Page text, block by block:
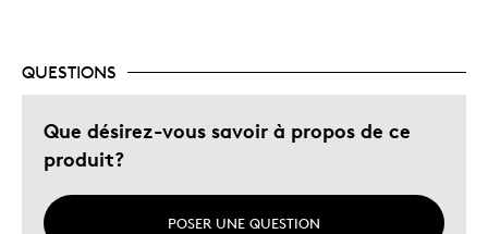
QUESTIONS
Que désirez-vous savoir à propos de ce
produit?
POSER UNE QUESTION